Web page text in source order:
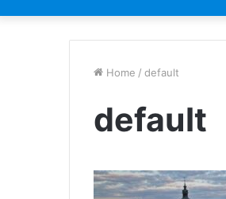
Home / default
default